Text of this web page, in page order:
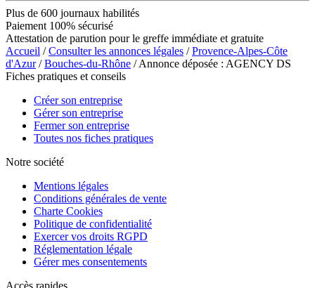
Plus de 600 journaux habilités
Paiement 100% sécurisé
Attestation de parution pour le greffe immédiate et gratuite
Accueil /Consulter les annonces légales /Provence-Alpes-Côte
d'Azur/Bouches-du-Rhône / Annonce déposée : AGENCY DS
Fiches pratiques et conseils
Créer son entreprise
Gérer son entreprise
Fermer son entreprise
Toutes nos fiches pratiques
Notre société
Mentions légales
Conditions générales de vente
Charte Cookies
Politique de confidentialité
Exercer vos droits RGPD
Réglementation légale
Gérer mes consentements
Accès rapides